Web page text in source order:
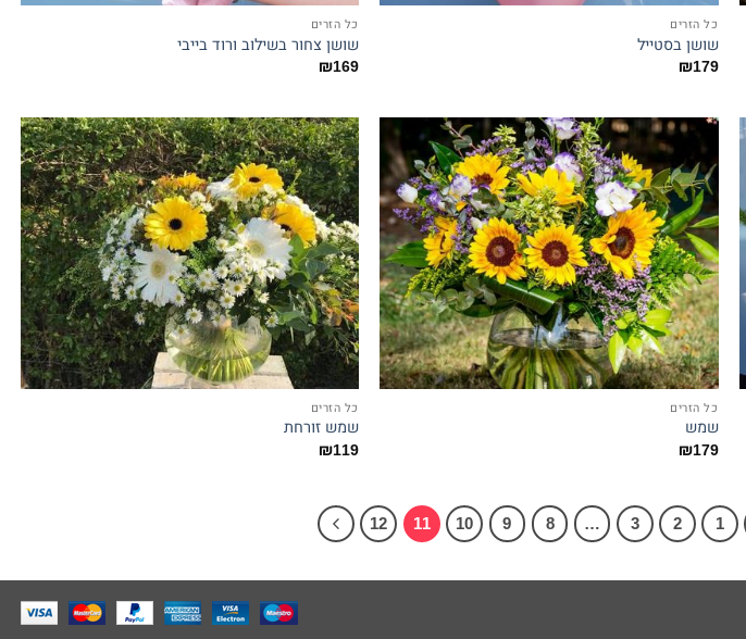
כל הזרים
שושן בסטייל
₪179
כל הזרים
שושן צחור בשילוב ורוד בייבי
₪169
כל הזרים
שמש
₪179
כל הזרים
שמש זורחת
₪119
1
2
3
…
8
9
10
11
12